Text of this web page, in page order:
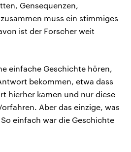
Gensequenzen,
muss ein stimmiges
ist der Forscher weit
einfache Geschichte hören,
bekommen, etwa dass
hierher kamen und nur diese
Aber das einzige, was
einfach war die Geschichte